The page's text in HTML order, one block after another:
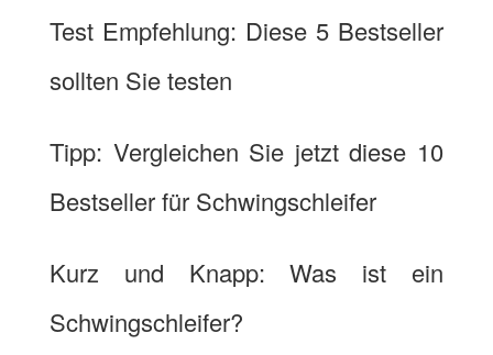
Test Empfehlung: Diese 5 Bestseller
sollten Sie testen
Tipp: Vergleichen Sie jetzt diese 10
Bestseller für Schwingschleifer
Kurz und Knapp: Was ist ein
Schwingschleifer?